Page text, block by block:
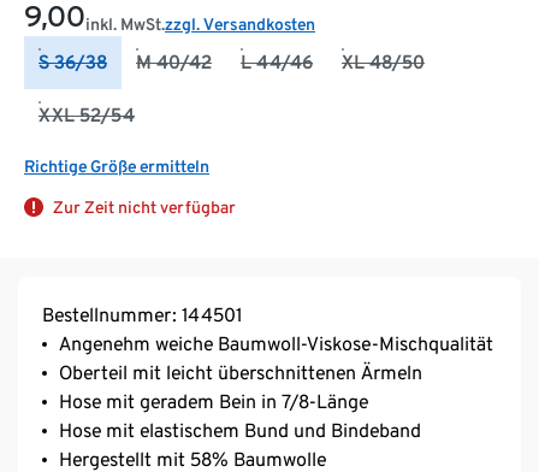
9,00inkl. MwSt.zzgl. Versandkosten
S 36/38 M 40/42 L 44/46 XL 48/50
XXL 52/54
Richtige Größe ermitteln
Zur Zeit nicht verfügbar
Bestellnummer: 144501
Angenehm weiche Baumwoll-Viskose-Mischqualität
Oberteil mit leicht überschnittenen Ärmeln
Hose mit geradem Bein in 7/8-Länge
Hose mit elastischem Bund und Bindeband
Hergestellt mit 58% Baumwolle